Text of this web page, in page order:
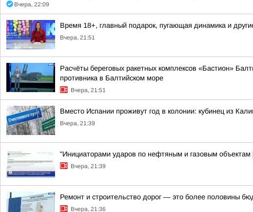
Вчера, 22:09
Время 18+, главный подарок, пугающая динамика и
Вчера, 21:51
Расчёты береговых ракетных комплексов «Бастион»
противника в Балтийском море
Вчера, 21:51
Вместо Испании проживут год в колонии: кубинец из
Вчера, 21:39
"Инициаторами ударов по нефтяным и газовым
Вчера, 21:39
Ремонт и строительство дорог — это более половины
Вчера, 21:36